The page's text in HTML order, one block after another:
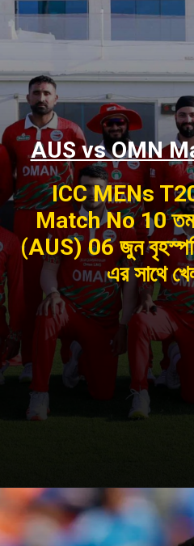
AUS vs OMN
ICC MENs
Match No 10 তম
(AUS) 06 জুন
এর সাথে